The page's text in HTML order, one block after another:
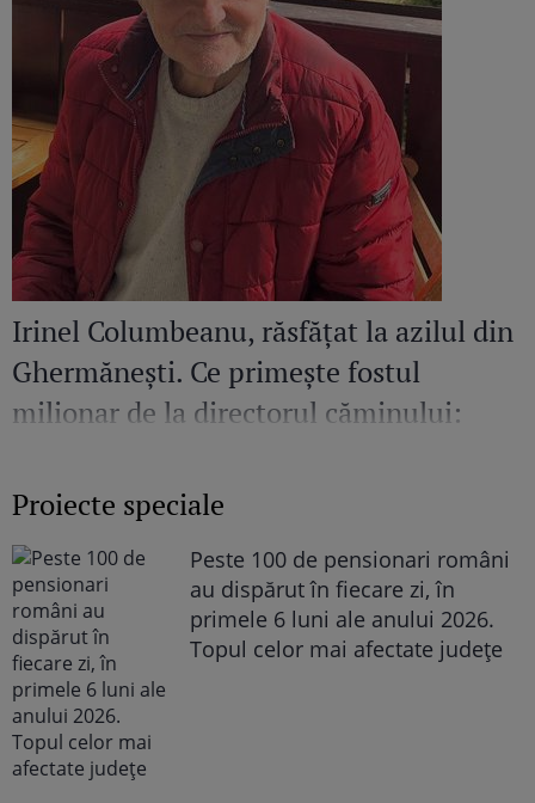
Irinel Columbeanu, răsfățat la azilul din
Ghermănești. Ce primește fostul
milionar de la directorul căminului:
Proiecte speciale
Peste 100 de pensionari români
au dispărut în fiecare zi, în
primele 6 luni ale anului 2026.
Topul celor mai afectate județe